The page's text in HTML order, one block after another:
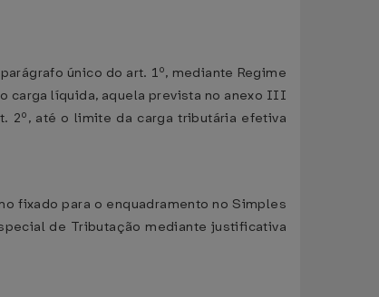
único do art. 1º, mediante Regime
carga líquida, aquela prevista no anexo III
2º, até o limite da carga tributária efetiva
fixado para o enquadramento no Simples
de Tributação mediante justificativa